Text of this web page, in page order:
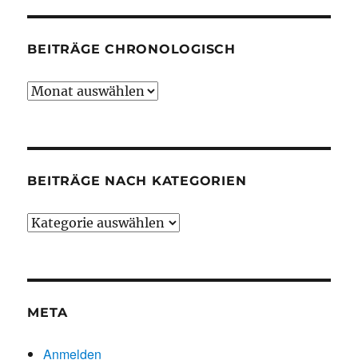
BEITRÄGE CHRONOLOGISCH
Beiträge
BEITRÄGE NACH KATEGORIEN
Beiträge
META
Anmelden